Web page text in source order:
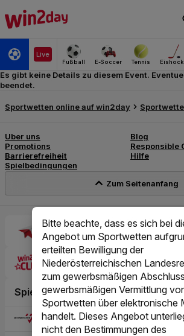
Bitte beachte, dass es sich bei
Angebot um Sportwetten
erteilten Bewilligung der
Niederösterreichischen
zum gewerbsmäßigen
gewerbsmäßigen Vermittlung
Sportwetten über elektronische
handelt. Dieses Angebot
nicht den Bestimmungen des
Es gibt keine Details zu diesem Event.
beendet.